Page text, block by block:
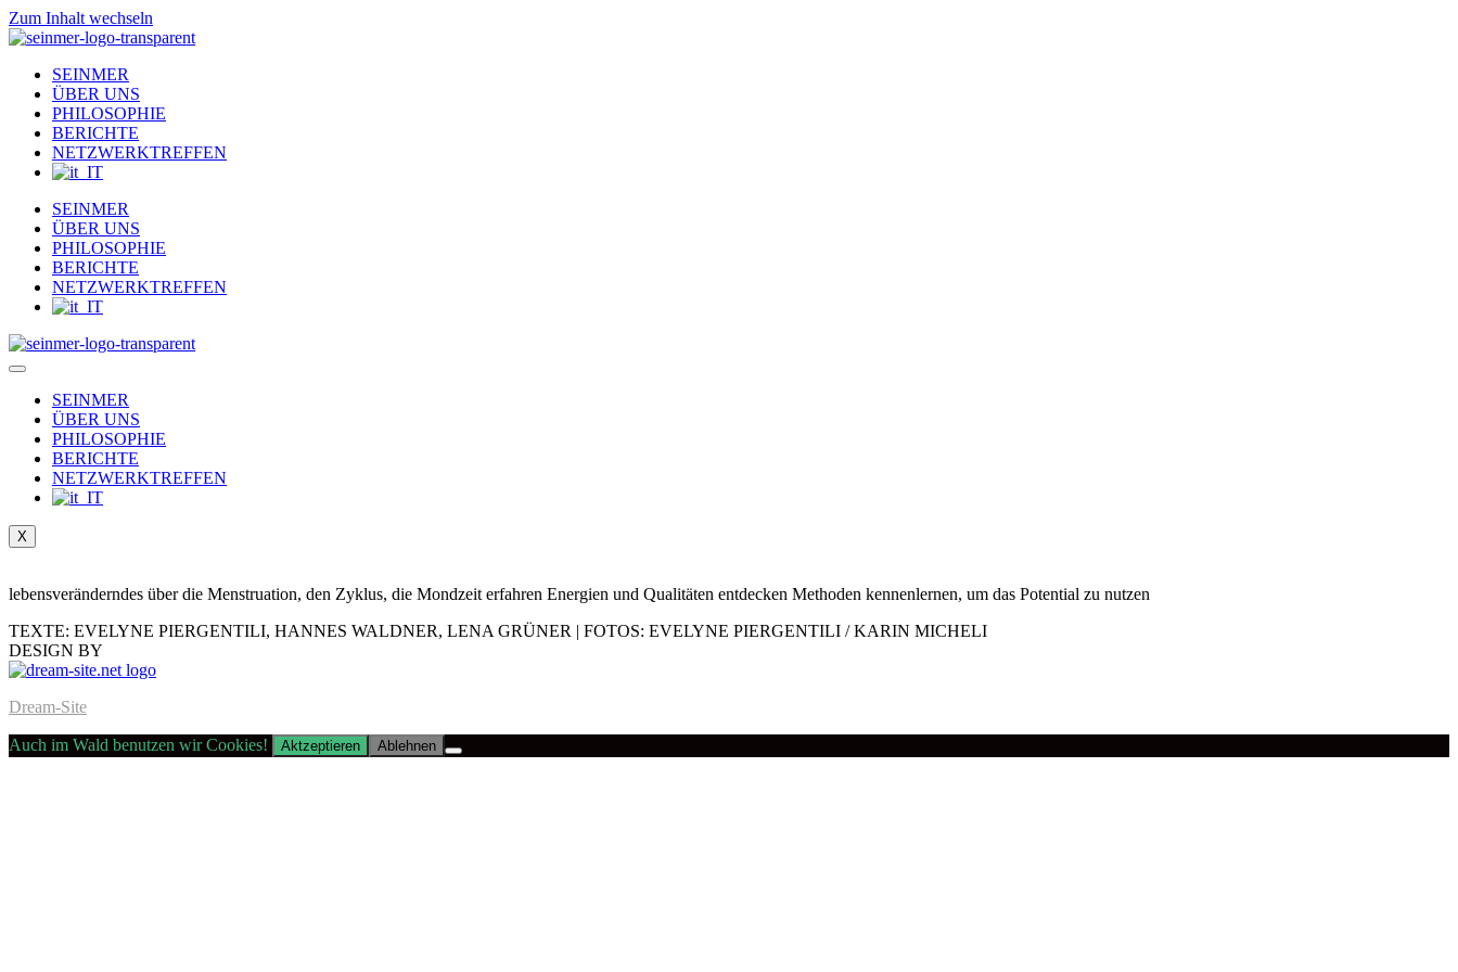
Zum Inhalt wechseln
SEINMER
ÜBER UNS
PHILOSOPHIE
BERICHTE
NETZWERKTREFFEN
SEINMER
ÜBER UNS
PHILOSOPHIE
BERICHTE
NETZWERKTREFFEN
SEINMER
ÜBER UNS
PHILOSOPHIE
BERICHTE
NETZWERKTREFFEN
X
lebensveränderndes über die Menstruation, den Zyklus, die Mondzeit erfahren Energien und Qualitäten entdecken Methoden kennenlernen, um das Potential zu nutzen
TEXTE: EVELYNE PIERGENTILI, HANNES WALDNER, LENA GRÜNER | FOTOS: EVELYNE PIERGENTILI / KARIN MICHELI
DESIGN BY
Dream-Site
Auch im Wald benutzen wir Cookies! Aktzeptieren Ablehnen